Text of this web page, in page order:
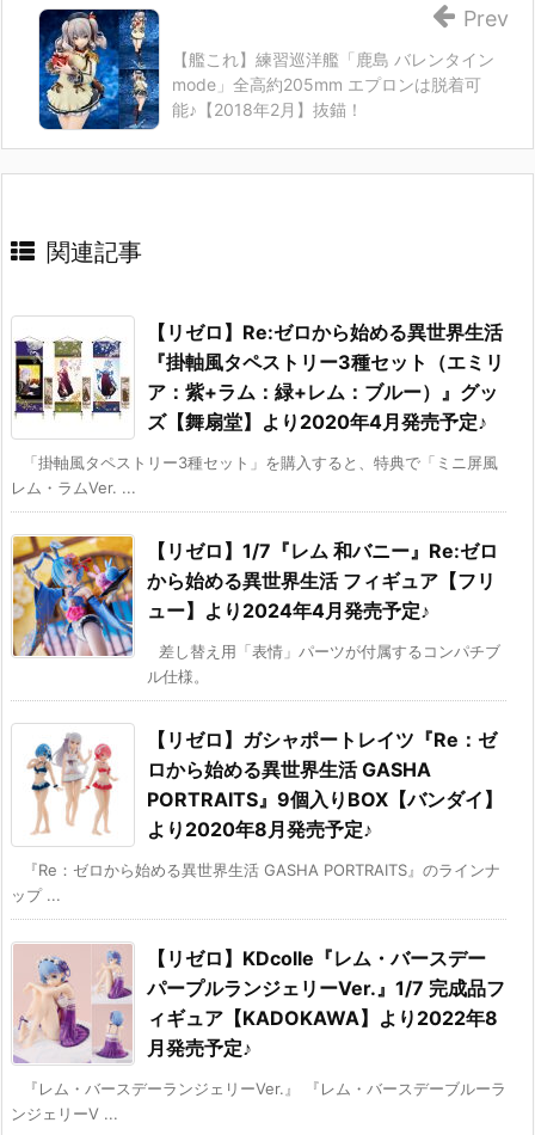
【艦これ】練習巡洋艦「鹿島 バレンタイン
mode」全高約205mm エプロンは脱着可
能♪【2018年2月】抜錨！
Prev
関連記事
【リゼロ】Re:ゼロから始める異世界生活
『掛軸風タペストリー3種セット（エミリ
ア：紫+ラム：緑+レム：ブルー）』グッ
ズ【舞扇堂】より2020年4月発売予定♪
「掛軸風タペストリー3種セット」を購入すると、特典で「ミニ屏風
レム・ラムVer. ...
【リゼロ】1/7『レム 和バニー』Re:ゼロ
から始める異世界生活 フィギュア【フリ
ュー】より2024年4月発売予定♪
差し替え用「表情」パーツが付属するコンパチブ
ル仕様。
【リゼロ】ガシャポートレイツ『Re：ゼ
ロから始める異世界生活 GASHA
PORTRAITS』9個入りBOX【バンダイ】
より2020年8月発売予定♪
『Re：ゼロから始める異世界生活 GASHA PORTRAITS』のラインナ
ップ ...
【リゼロ】KDcolle『レム・バースデー
パープルランジェリーVer.』1/7 完成品フ
ィギュア【KADOKAWA】より2022年8
月発売予定♪
『レム・バースデーランジェリーVer.』 『レム・バースデーブルーラ
ンジェリーV ...